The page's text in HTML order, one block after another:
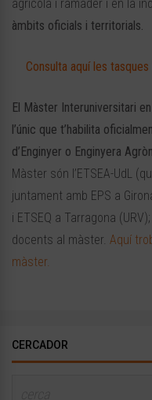
agrícola i ramader i en la
àmbits oficials i territorials.
Consulta aquí les
El Màster Interuniversitari
l’únic que t’habilita
d’Enginyer o Enginyera
Màster són l’ETSEA-UdL
juntament amb EPS a
i ETSEQ a Tarragona
docents al màster. Aquí
màster.
CERCADOR